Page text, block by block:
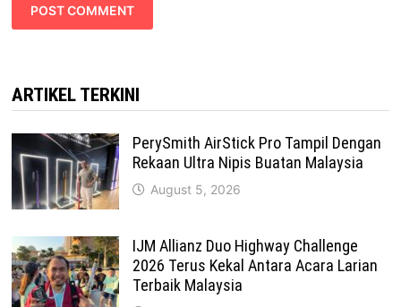
ARTIKEL TERKINI
PerySmith AirStick Pro Tampil Dengan
Rekaan Ultra Nipis Buatan Malaysia
August 5, 2026
IJM Allianz Duo Highway Challenge
2026 Terus Kekal Antara Acara Larian
Terbaik Malaysia